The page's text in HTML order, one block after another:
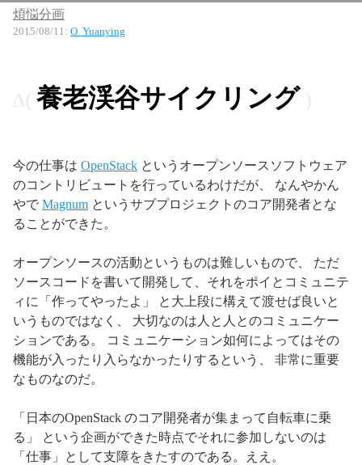
煩悩分画
2015/08/11: O. Yuanying
養老渓谷サイクリング
今の仕事は OpenStack というオープンソースソフトウェア
のコントリビュートを行っているわけだが、 なんやかん
やで Magnum というサブプロジェクトのコア開発者とな
ることができた。
オープンソースの活動というものは難しいもので、 ただ
ソースコードを書いて開発して、それをポイとコミュニテ
ィに「作ってやったよ」 と大上段に構えて渡せば良いと
いうものではなく、 大切なのは人と人とのコミュニケー
ションである。 コミュニケーション如何によってはその
機能が入ったり入らなかったりするという、 非常に重要
なものなのだ。
「日本のOpenStack のコア開発者が集まって自転車に乗
る」 という企画ができた時点でそれに参加しないのは
「仕事」として支障をきたすのである。ええ。